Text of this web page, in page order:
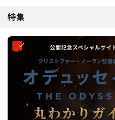
特集